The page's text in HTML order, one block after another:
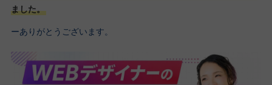
ました。
ーありがとうございます。